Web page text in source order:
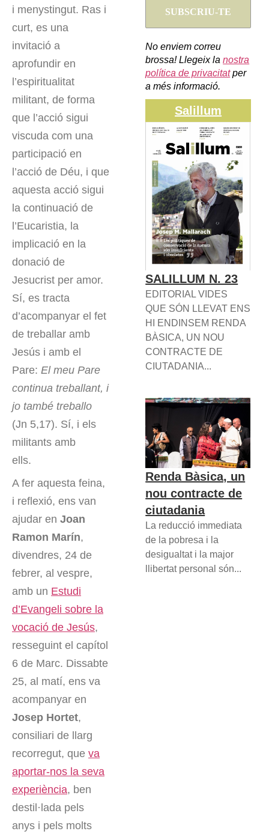
i menystingut. Ras i
curt, es una
invitació a
aprofundir en
l’espiritualitat
militant, de forma
que l’acció sigui
viscuda com una
participació en
l’acció de Déu, i que
aquesta acció sigui
la continuació de
l’Eucaristia, la
implicació en la
donació de
Jesucrist per amor.
Sí, es tracta
d’acompanyar el fet
de treballar amb
Jesús i amb el
Pare: El meu Pare
continua treballant, i
jo també treballo
(Jn 5,17). Sí, i els
militants amb
ells.
A fer aquesta feina,
i reflexió, ens van
ajudar en Joan
Ramon Marín,
divendres, 24 de
febrer, al vespre,
amb un Estudi
d’Evangeli sobre la
vocació de Jesús,
resseguint el capítol
6 de Marc. Dissabte
25, al matí, ens va
acompanyar en
Josep Hortet,
consiliari de llarg
recorregut, que va
aportar-nos la seva
experiència, ben
destil·lada pels
anys i pels molts
No enviem correu
brossa! Llegeix lanostra
política de privacitatper
a més informació.
Salillum
SALILLUM N. 23
EDITORIAL VIDES
QUE SÓN LLEVAT ENS
HI ENDINSEM RENDA
BÀSICA, UN NOU
CONTRACTE DE
CIUTADANIA...
Renda Bàsica, un
nou contracte de
ciutadania
La reducció immediata
de la pobresa i la
desigualtat i la major
llibertat personal són...